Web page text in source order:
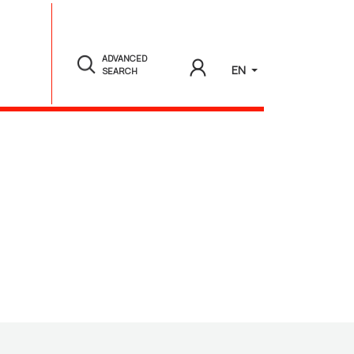
ADVANCED
SEARCH
EN